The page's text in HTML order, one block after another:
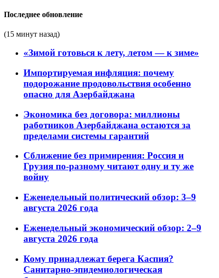
Последнее обновление
(15 минут назад)
«Зимой готовься к лету, летом — к зиме»
Импортируемая инфляция: почему
подорожание продовольствия особенно
опасно для Азербайджана
Экономика без договора: миллионы
работников Азербайджана остаются за
пределами системы гарантий
Сближение без примирения: Россия и
Грузия по-разному читают одну и ту же
войну
Еженедельный политический обзор: 3–9
августа 2026 года
Еженедельный экономический обзор: 2–9
августа 2026 года
Кому принадлежат берега Каспия?
Санитарно-эпидемиологическая